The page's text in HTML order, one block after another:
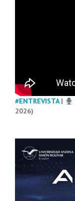
#ENTREVISTA|
2026)